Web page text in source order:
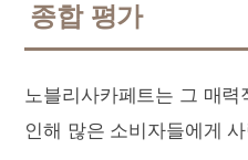
종합 평가
노블리사카페트는 그 매
인해 많은 소비자들에게